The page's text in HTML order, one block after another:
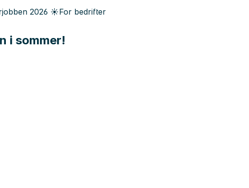
2026 ☀️For bedrifter
i sommer!